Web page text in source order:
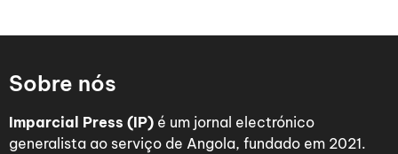
Sobre nós
Imparcial Press (IP) é um jornal electrónico
generalista ao serviço de Angola, fundado em 2021.